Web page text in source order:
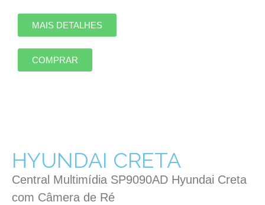
MAIS DETALHES
COMPRAR
HYUNDAI CRETA
Central Multimídia SP9090AD Hyundai Creta
com Câmera de Ré